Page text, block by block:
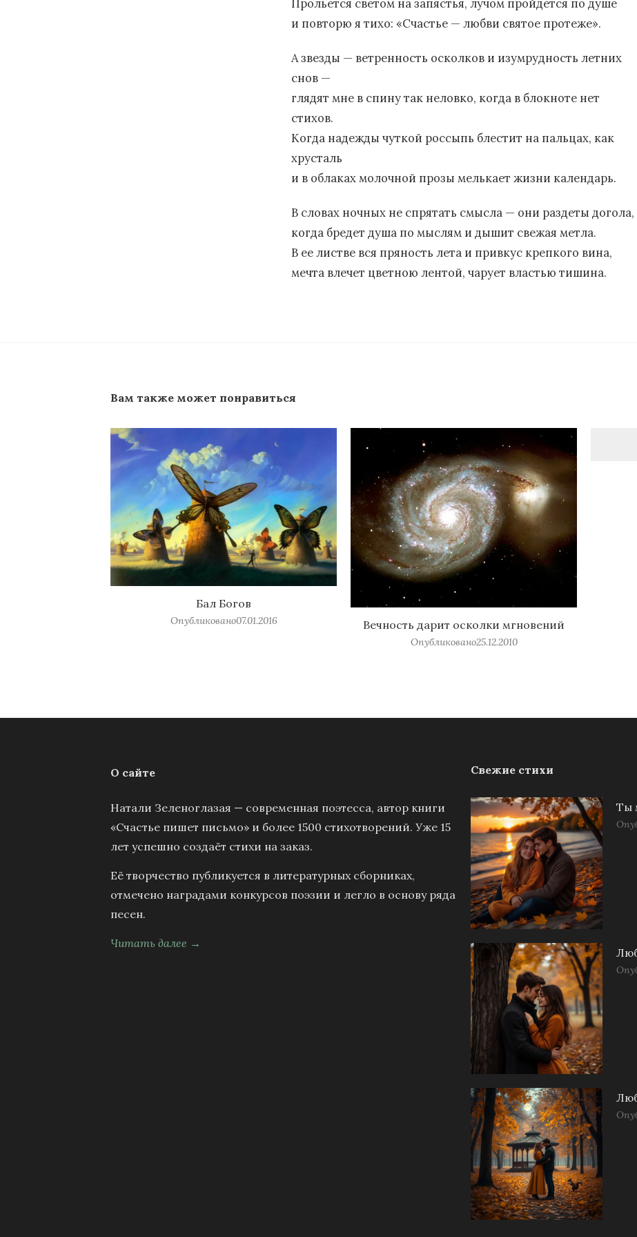
Прольется светом на запястья, лучом пройдется по душе
и повторю я тихо: «Счастье — любви святое протеже».
А звезды — ветренность осколков и изумрудность летних
снов —
глядят мне в спину так неловко, когда в блокноте нет
стихов.
Когда надежды чуткой россыпь блестит на пальцах, как
хрусталь
и в облаках молочной прозы мелькает жизни календарь.
В словах ночных не спрятать смысла — они раздеты догола,
когда бредет душа по мыслям и дышит свежая метла.
В ее листве вся пряность лета и привкус крепкого вина,
мечта влечет цветною лентой, чарует властью тишина.
Вам также может понравиться
Бал Богов
Опубликовано07.01.2016 Вечность дарит осколки мгновений
Опубликовано25.12.2010
О сайте
Натали Зеленоглазая — современная поэтесса, автор книги
«Счастье пишет письмо» и более 1500 стихотворений. Уже 15
лет успешно создаёт стихи на заказ.
Её творчество публикуется в литературных сборниках,
отмечено наградами конкурсов поэзии и легло в основу ряда
песен.
Читать далее →
Свежие стихи
Ты